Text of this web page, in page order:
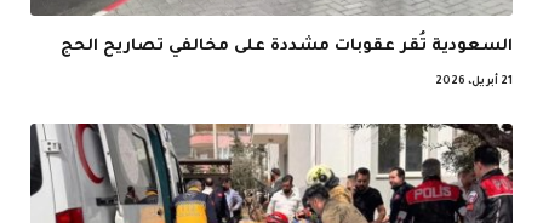
السعودية تُقر عقوبات مشددة على مخالفي تصاريح الحج
21 أبريل، 2026